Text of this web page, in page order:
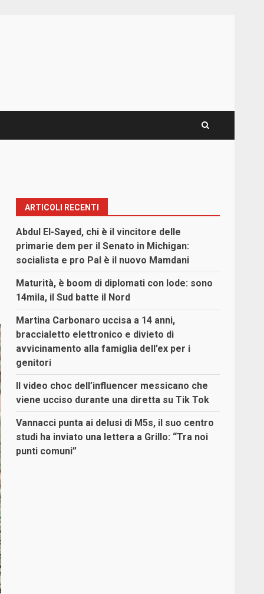
ARTICOLI RECENTI
Abdul El-Sayed, chi è il vincitore delle
primarie dem per il Senato in Michigan:
socialista e pro Pal è il nuovo Mamdani
Maturità, è boom di diplomati con lode: sono
14mila, il Sud batte il Nord
Martina Carbonaro uccisa a 14 anni,
braccialetto elettronico e divieto di
avvicinamento alla famiglia dell’ex per i
genitori
Il video choc dell’influencer messicano che
viene ucciso durante una diretta su Tik Tok
Vannacci punta ai delusi di M5s, il suo centro
studi ha inviato una lettera a Grillo: “Tra noi
punti comuni”